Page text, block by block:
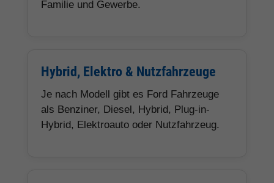
Familie und Gewerbe.
Hybrid, Elektro & Nutzfahrzeuge
Je nach Modell gibt es Ford Fahrzeuge
als Benziner, Diesel, Hybrid, Plug-in-
Hybrid, Elektroauto oder Nutzfahrzeug.